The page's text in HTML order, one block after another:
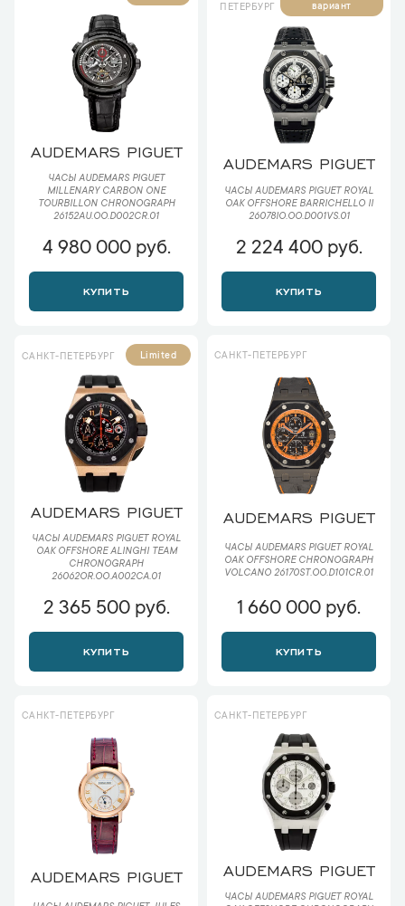
AUDEMARS PIGUET
ЧАСЫ AUDEMARS PIGUET
MILLENARY CARBON ONE
TOURBILLON CHRONOGRAPH
26152AU.OO.D002CR.01
4 980 000 руб.
КУПИТЬ
ПЕТЕРБУРГ
вариант
AUDEMARS PIGUET
ЧАСЫ AUDEMARS PIGUET ROYAL
OAK OFFSHORE BARRICHELLO II
26078IO.OO.D001VS.01
2 224 400 руб.
КУПИТЬ
САНКТ-ПЕТЕРБУРГ Limited
AUDEMARS PIGUET
ЧАСЫ AUDEMARS PIGUET ROYAL
OAK OFFSHORE ALINGHI TEAM
CHRONOGRAPH
26062OR.OO.A002CA.01
2 365 500 руб.
КУПИТЬ
САНКТ-ПЕТЕРБУРГ
AUDEMARS PIGUET
ЧАСЫ AUDEMARS PIGUET ROYAL
OAK OFFSHORE CHRONOGRAPH
VOLCANO 26170ST.OO.D101CR.01
1 660 000 руб.
КУПИТЬ
САНКТ-ПЕТЕРБУРГ
AUDEMARS PIGUET
САНКТ-ПЕТЕРБУРГ
AUDEMARS PIGUET
ЧАСЫ AUDEMARS PIGUET ROYAL